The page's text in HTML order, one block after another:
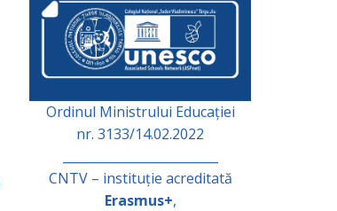
Ordinul Ministrului Educației
nr. 3133/14.02.2022
CNTV – instituție acreditată
Erasmus+,